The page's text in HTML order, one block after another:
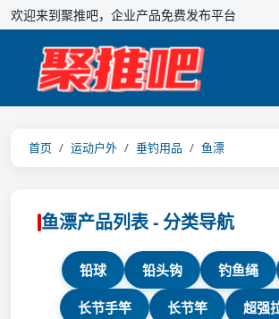
欢迎来到聚推吧，企业产品免费发布平台
首页 运动户外 垂钓用品 鱼漂
鱼漂产品列表 - 分类导航
铅球 铅头钩 钓鱼绳
长节手竿 长节竿 超强